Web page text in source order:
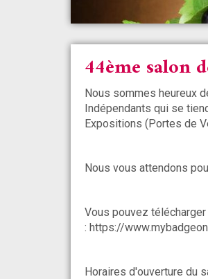
44ème salon
Nous sommes heureux
Indépendants qui se
Expositions (Portes de
Nous vous attendons
Vous pouvez
: https://
Horaires d'ouverture du